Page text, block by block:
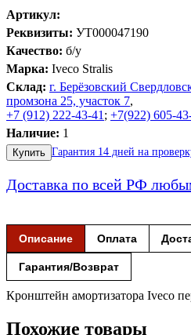
Артикул:
Реквизиты: УТ000047190
Качество: б/у
Марка: Iveco Stralis
Склад: г. Берёзовский
промзона 25, участок 7,
+7 (912) 222-43-41 ; +7(922) 605-
Наличие: 1
Купить Гарантия 14 дней на
Доставка по всей РФ
Описание Оплата
Гарантия/Возврат
Кронштейн амортизатора Iveco
Похожие товары